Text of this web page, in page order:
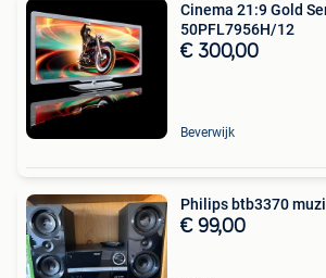
Cinema 21:9 Gold
50PFL7956H/12
€ 300,00
Beverwijk
Philips btb3370
€ 99,00